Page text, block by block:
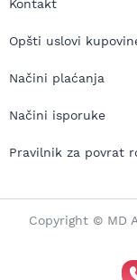
Kontakt
Opšti uslovi
Načini plaćanja
Načini isporuke
Pravilnik za povrat
Copyright © MD